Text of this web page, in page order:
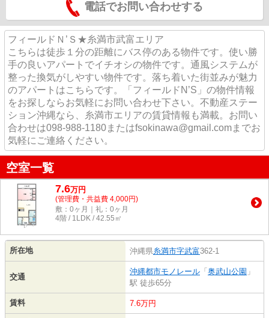
電話でお問い合わせする
フィールドＮ’Ｓ★糸満市武富エリア
こちらは徒歩１分の距離にバス停のある物件です。使い勝
手の良いアパートでイチオシの物件です。通風システムが
整った換気がしやすい物件です。落ち着いた街並みが魅力
のアパートはこちらです。「フィールドN’S」の物件情報
をお探しならお気軽にお問い合わせ下さい。不動産ステー
ション沖縄なら、糸満市エリアの賃貸情報も満載。お問い
合わせは098-988-1180またはfsokinawa@gmail.comまでお
気軽にご連絡ください。
空室一覧
7.6万円
(管理費・共益費 4,000円)
敷：0ヶ月｜礼：0ヶ月
4階 / 1LDK / 42.55㎡
所在地 沖縄県糸満市字武富362-1
交通
沖縄都市モノレール 「 奥武山公園 」
駅 徒歩65分
賃料 7.6万円